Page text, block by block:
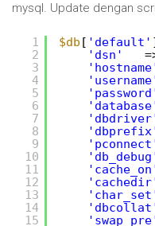
mysql. Update dengan
1
2
3
4
5
6
7
8
9
10
11
12
13
14
15
$db [ 'default'
'dsn'